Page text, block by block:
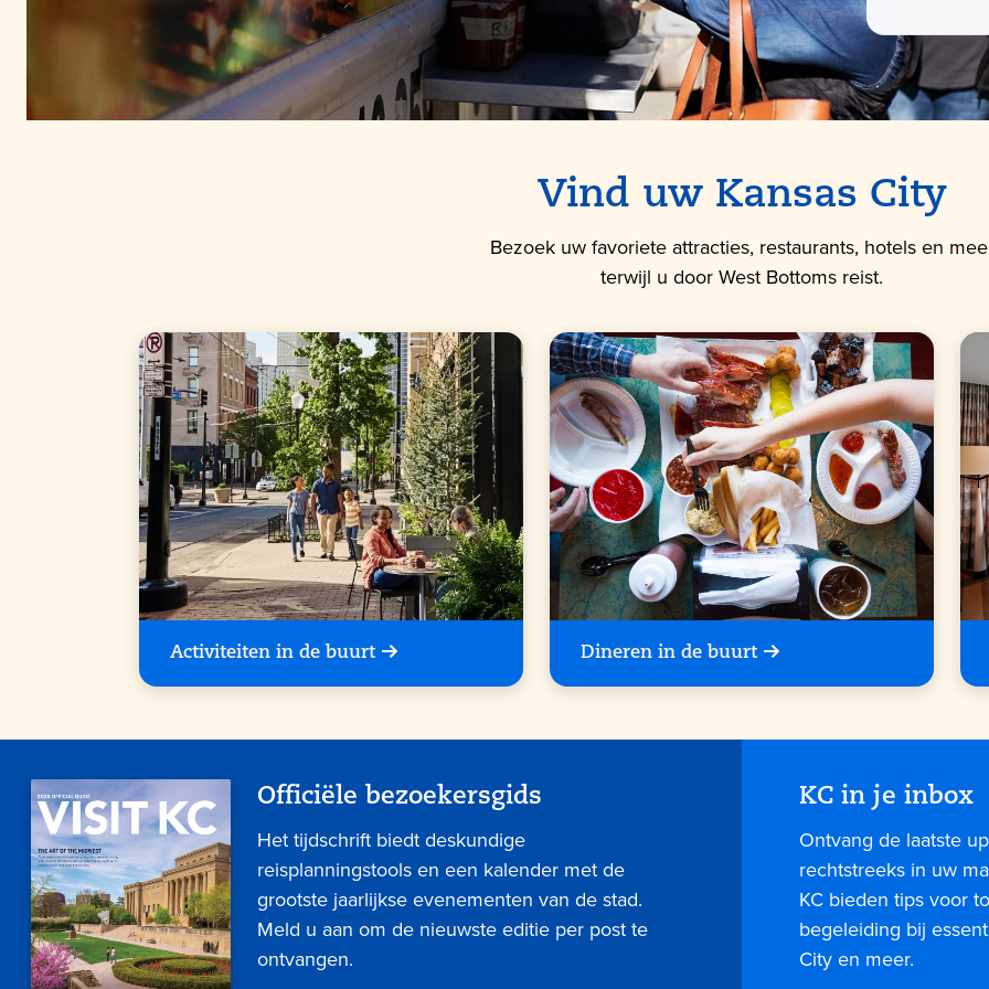
Vind uw Kansas City
Bezoek uw favoriete attracties, restaurants, hotels en
terwijl u door West Bottoms reist.
Activiteiten in de buurt Dineren in de buurt
Officiële bezoekersgids
Het tijdschrift biedt deskundige
reisplanningstools en een kalender met de
grootste jaarlijkse evenementen van de stad.
Meld u aan om de nieuwste editie per post te
ontvangen.
KC in je inbox
Ontvang de laatste
rechtstreeks in uw
KC bieden tips voor
begeleiding bij
City en meer.